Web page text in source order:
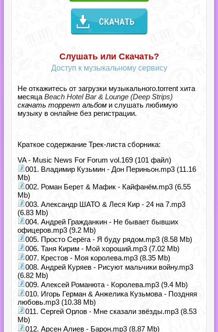
Слушать или Скачать?
Доступ к музыкальному сервису
Не откажитесь от загрузки музыкального.torrent хита
месяца Beach Hotel Bar & Lounge (Deep Strips)
скачать торрент альбом и слушать любимую
музыку в онлайне без регистрации.
Краткое содержание Трек-листа сборника:
VA - Music News For Forum vol.169 (101 файл)
001. Владимир Кузьмин - Дон Периньон.mp3 (11.16
Mb)
002. Роман Берет & Мафик - Кайфанём.mp3 (6.55
Mb)
003. Александр ШАТО & Леся Кир - 24 на 7.mp3
(6.83 Mb)
004. Андрей Гражданкин - Не бывает бывших
офицеров.mp3 (9.2 Mb)
005. Просто Серёга - Я буду рядом.mp3 (8.58 Mb)
006. Таня Кирим - Мой хороший.mp3 (7.02 Mb)
007. Крестов - Моя королева.mp3 (8.35 Mb)
008. Андрей Куряев - Рисуют мальчики войну.mp3
(6.82 Mb)
009. Алексей Романюта - Королева.mp3 (9.4 Mb)
010. Игорь Герман & Анжелика Кузьмова - Поздняя
любовь.mp3 (10.38 Mb)
011. Сергей Орлов - Мне сказали звёзды.mp3 (8.53
Mb)
012. Арсен Алиев - Барон.mp3 (8.87 Mb)